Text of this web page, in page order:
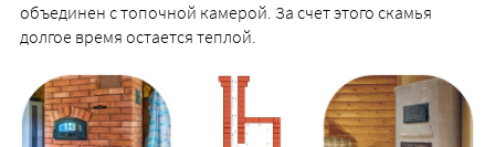
объединен с топочной камерой. За счет этого скамья
долгое время остается теплой.